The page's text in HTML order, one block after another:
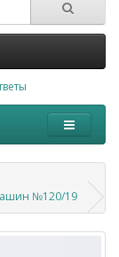
№120/19